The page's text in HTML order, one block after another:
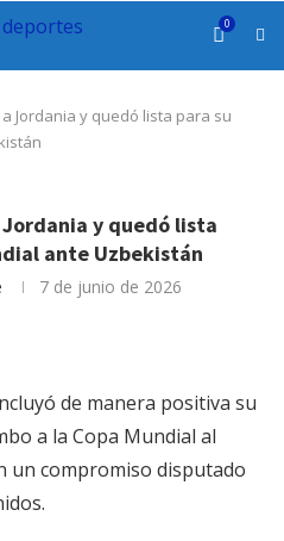
0
Jordania y quedó lista para su
y quedó lista
ante Uzbekistán
7 de junio de 2026
de manera positiva su
a la Copa Mundial al
un compromiso disputado